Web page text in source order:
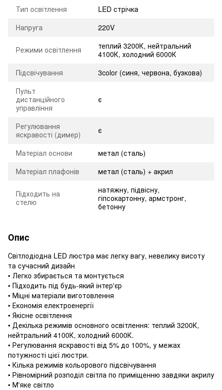
Тип освітлення
LED стрічка
Напруга
220V
Режими освітлення
теплий 3200К, нейтральний
4100К, холодний 6000К
Підсвічування
3color (синя, червона, бузкова)
Пульт
дистанційного
управління
є
Регулювання
яскравості (димер)
є
Матеріал основи
метал (сталь)
Матеріал плафонів
метал (сталь) + акрил
Підходить на
стелю
натяжну, підвісну,
гіпсокартонну, армстронг,
бетонну
Опис
Світлодіодна LED люстра має легку вагу, невелику висоту
та сучасний дизайн
• Легко збирається та монтується
• Підходить під будь-який інтер'єр
• Міцні матеріали виготовлення
• Економія електроенергії
• Якісне освітлення
• Декілька режимів основного освітлення: теплий 3200К,
нейтральний 4100К, холодний 6000К.
• Регулювання яскравості від 5% до 100%, у межах
потужності цієї люстри.
• Кілька режимів кольорового підсвічування
• Рівномірний розподіл світла по приміщенню завдяки акрилу
• М'яке світло